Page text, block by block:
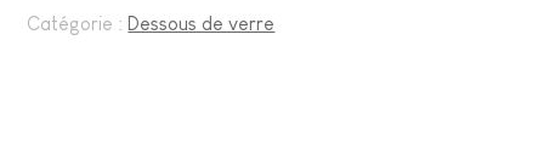
Catégorie : Dessous de verre